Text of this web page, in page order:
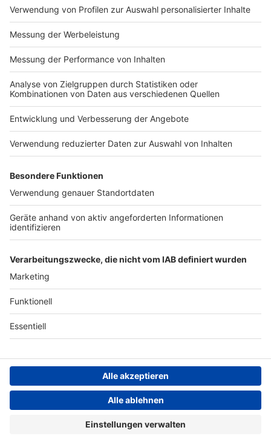
Impressum
Nutzungsbedingungen
Jobs
Presse
Werben
Archiv
ANTENNE BAYERN GROUP
Stiftung ANTENNE BAYERN
hilft
Teilnahmebedingungen
Grounding Page ANTENNE
BAYERN
Kontakt
Studio-Hotline
Verkehrs-Hotline
Datenschutz­erklärung
einstellungen
Persönliche Datenkontrolle
Newsletter
ANTENNE BAYERN Live